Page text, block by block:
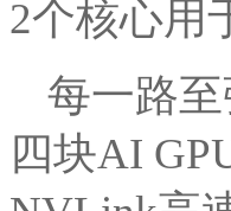
2个核心用
每一路
四块AI